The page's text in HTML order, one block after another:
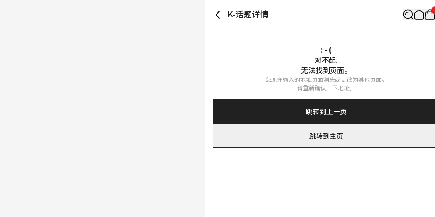
K-话题详情
: - (
对不起.
无法找到页面。
您现在输入的地址页面消失或更改为其他页面。
请重新确认一下地址。
跳转到上一页
跳转到主页